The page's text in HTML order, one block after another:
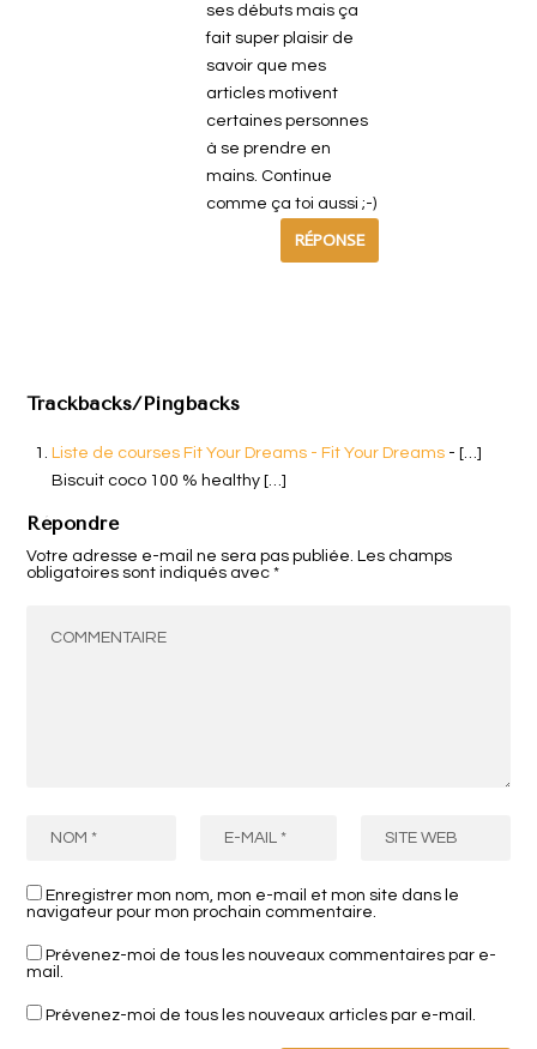
ses débuts mais ça
fait super plaisir de
savoir que mes
articles motivent
certaines personnes
à se prendre en
mains. Continue
comme ça toi aussi ;-)
RÉPONSE
Trackbacks/Pingbacks
Liste de courses Fit Your Dreams - Fit Your Dreams - […]
Biscuit coco 100 % healthy […]
Répondre
Votre adresse e-mail ne sera pas publiée. Les champs
obligatoires sont indiqués avec*
Enregistrer mon nom, mon e-mail et mon site dans le
navigateur pour mon prochain commentaire.
Prévenez-moi de tous les nouveaux commentaires par e-
mail.
Prévenez-moi de tous les nouveaux articles par e-mail.